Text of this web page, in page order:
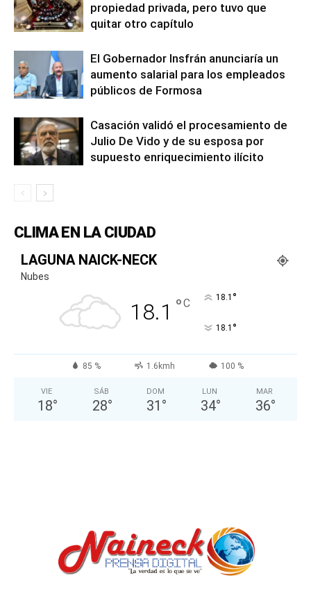
propiedad privada, pero tuvo que
quitar otro capítulo
El Gobernador Insfrán anunciaría un
aumento salarial para los empleados
públicos de Formosa
Casación validó el procesamiento de
Julio De Vido y de su esposa por
supuesto enriquecimiento ilícito
CLIMA EN LA CIUDAD
LAGUNA NAICK-NECK
Nubes
18.1 °C 18.1 °
18.1 °
85 % 1.6kmh 100 %
VIE
18°
SÁB
28°
DOM
31 °
LUN
34°
MAR
36°